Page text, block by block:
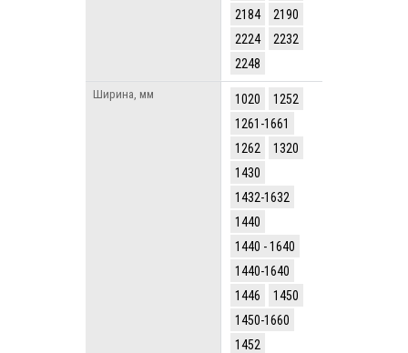
2184
2190
2224
2232
2248
Ширина, мм 1020
1252
1261-1661
1262
1320
1430
1432-1632
1440
1440 - 1640
1440-1640
1446
1450
1450-1660
1452